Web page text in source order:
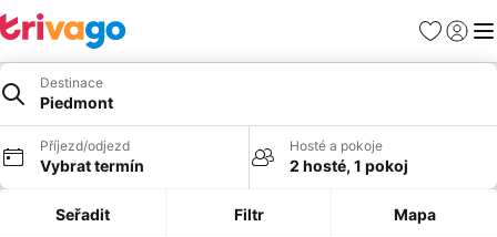
Oblíbené
Destinace
Piedmont
Příjezd/odjezd
Vybrat termín
Hosté a pokoje
2 hosté, 1 pokoj
Seřadit Filtr Mapa